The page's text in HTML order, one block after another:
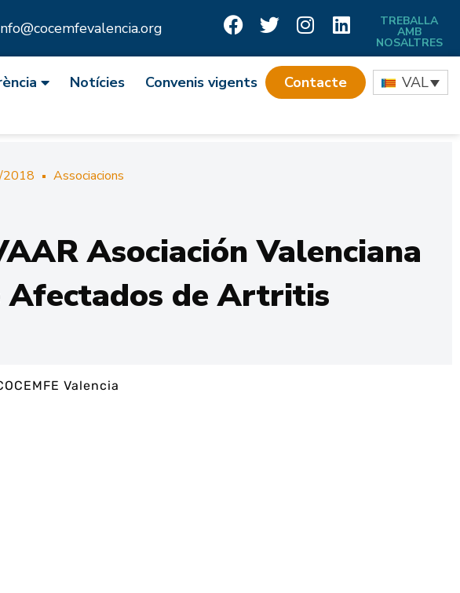
TREBALLA
AMB
NOSALTRES
Notícies Convenis vigents Contacte VAL
Associacions
Asociación Valenciana
Afectados de Artritis
Valencia